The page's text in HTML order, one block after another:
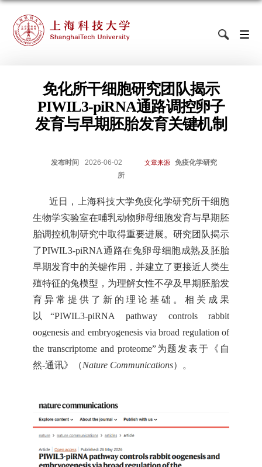
免化所干细胞研究团队揭示
PIWIL3-piRNA通路调控卵子
发育与早期胚胎发育关键机制
发布时间 2026-06-02 文章来源
免疫化学研究
所
近日，上海科技大学免疫化学研究所干细胞
生物学实验室在哺乳动物卵母细胞发育与早期胚
胎调控机制研究中取得重要进展。研究团队揭示
了PIWIL3-piRNA通路在兔卵母细胞成熟及胚胎
早期发育中的关键作用，并建立了更接近人类生
殖特征的兔模型，为理解女性不孕及早期胚胎发
育异常提供了新的理论基础。相关成果
以“PIWIL3-piRNA pathway controls rabbit
oogenesis and embryogenesis via broad regulation of
the transcriptome and proteome”为题发表于《自
然-通讯》（Nature Communications）。